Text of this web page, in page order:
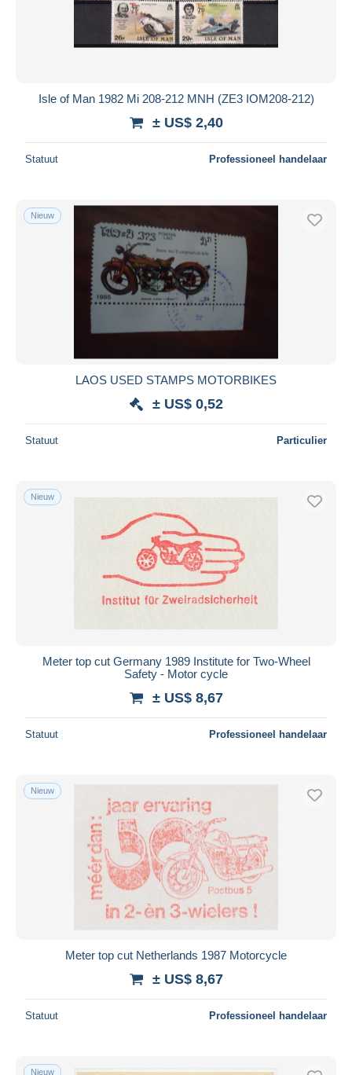
Isle of Man 1982 Mi 208-212 MNH (ZE3 IOM208-212)
± US$ 2,40
Statuut Professioneel handelaar
Nieuw
LAOS USED STAMPS MOTORBIKES
± US$ 0,52
Statuut Particulier
Nieuw
Meter top cut Germany 1989 Institute for Two-Wheel
Safety - Motor cycle
± US$ 8,67
Statuut Professioneel handelaar
Nieuw
Meter top cut Netherlands 1987 Motorcycle
± US$ 8,67
Statuut Professioneel handelaar
Nieuw